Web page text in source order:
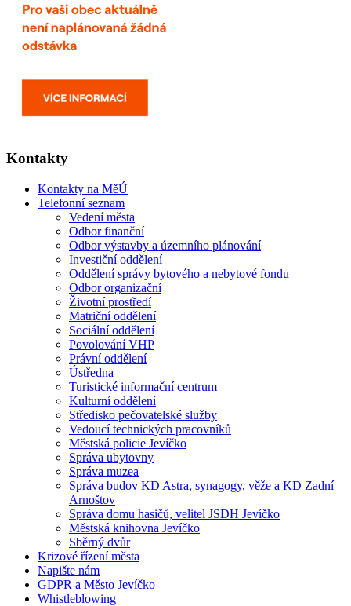
Kontakty
Kontakty na MěÚ
Telefonní seznam
Vedení města
Odbor finanční
Odbor výstavby a územního plánování
Investiční oddělení
Oddělení správy bytového a nebytové fondu
Odbor organizační
Životní prostředí
Matriční oddělení
Sociální oddělení
Povolování VHP
Právní oddělení
Ústředna
Turistické informační centrum
Kulturní oddělení
Středisko pečovatelské služby
Vedoucí technických pracovníků
Městská policie Jevíčko
Správa ubytovny
Správa muzea
Správa budov KD Astra, synagogy, věže a KD Zadní
Arnoštov
Správa domu hasičů, velitel JSDH Jevíčko
Městská knihovna Jevíčko
Sběrný dvůr
Krizové řízení města
Napište nám
GDPR a Město Jevíčko
Whistleblowing